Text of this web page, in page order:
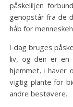
påskeliljen
genopstår fra de
håb for
I dag bruges
liv, og den er
hjemmet, i haver
vigtig plante for
andre bestøvere.